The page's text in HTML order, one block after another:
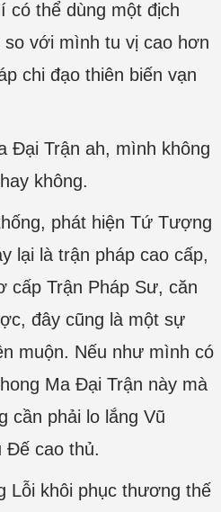
có thể dùng một địch
với mình tu vị cao hơn
chi đạo thiên biến vạn
Đại Trận ah, mình không
không.
phát hiện Tứ Tượng
lại là trận pháp cao cấp,
cấp Trận Pháp Sư, căn
đây cũng là một sự
muộn. Nếu như mình có
Ma Đại Trận này mà
cần phải lo lắng Vũ
Đế cao thủ.
Lỗi khôi phục thương thế